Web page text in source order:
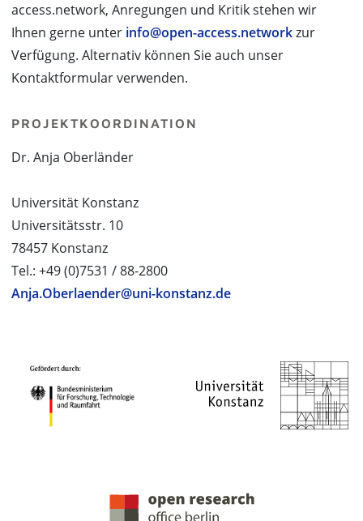
access.network, Anregungen und Kritik stehen wir
Ihnen gerne unter info@open-access.networkzur
Verfügung. Alternativ können Sie auch unser
Kontaktformular verwenden.
PROJEKTKOORDINATION
Dr. Anja Oberländer
Universität Konstanz
Universitätsstr. 10
78457 Konstanz
Tel.: +49 (0)7531 / 88-2800
Anja.Oberlaender@uni-konstanz.de